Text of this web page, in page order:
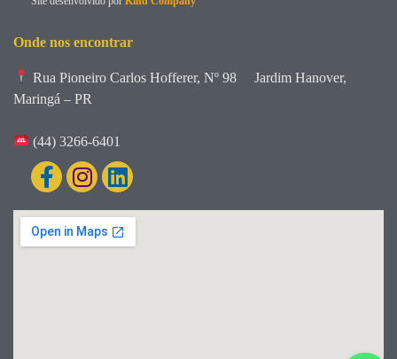
Onde nos encontrar
Rua Pioneiro Carlos Hofferer, Nº 98
Jardim Hanover,
Maringá – PR
(44) 3266-6401